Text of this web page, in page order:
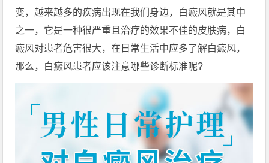
变，越来越多的疾病出现在我们身边，白癜风就是其中
之一，它是一种很严重且治疗的效果不佳的皮肤病，白
癜风对患者危害很大，在日常生活中应多了解白癜风，
那么，白癜风患者应该注意哪些诊断标准呢?